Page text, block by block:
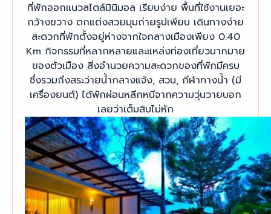
ที่พักออกแนวสไตล์มินิมอล เรียบง่าย พื้นที่ใช้งานเยอะ
กว้างขวาง ตกแต่งสวยมุมถ่ายรูปเพียบ เดินทางง่าย
สะดวกที่พักตั้งอยู่ห่างจากใจกลางเมืองเพียง 0.40
Km กิจกรรมที่หลากหลายและแหล่งท่องเที่ยวมากมาย
ของตัวเมือง สิ่งอำนวยความสะดวกของที่พักมีครบ
ซึ่งรวมถึงสระว่ายน้ำกลางแจ้ง, สวน, กีฬาทางน้ำ (มี
เครื่องยนต์) ได้พักผ่อนหลีกหนีจากความวุ่นวายบอก
เลยว่าเต็มสิบไม่หัก